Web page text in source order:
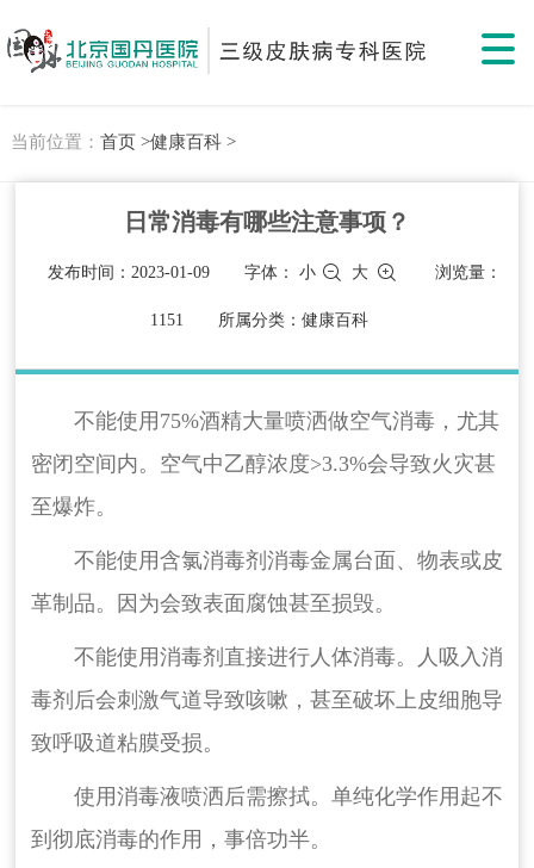
当前位置： 首页 >健康百科 >
日常消毒有哪些注意事项？
发布时间：2023-01-09 字体：小 大 浏览量：
1151 所属分类：健康百科
不能使用75%酒精大量喷洒做空气消毒，尤其
密闭空间内。空气中乙醇浓度>3.3%会导致火灾甚
至爆炸。
不能使用含氯消毒剂消毒金属台面、物表或皮
革制品。因为会致表面腐蚀甚至损毁。
不能使用消毒剂直接进行人体消毒。人吸入消
毒剂后会刺激气道导致咳嗽，甚至破坏上皮细胞导
致呼吸道粘膜受损。
使用消毒液喷洒后需擦拭。单纯化学作用起不
到彻底消毒的作用，事倍功半。